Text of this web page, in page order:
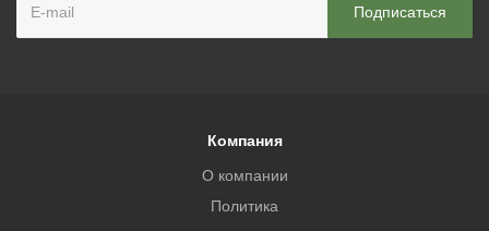
Компания
О компании
Политика